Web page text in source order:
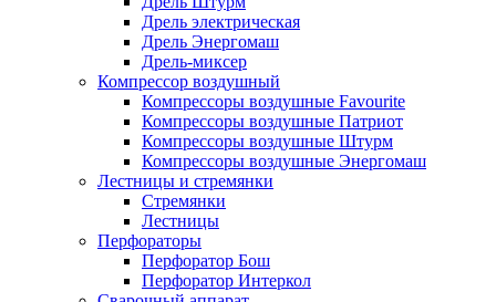
Дрель электрическая
Дрель Энергомаш
Дрель-миксер
Компрессор воздушный
Компрессоры воздушные Favourite
Компрессоры воздушные Патриот
Компрессоры воздушные Штурм
Компрессоры воздушные Энергомаш
Лестницы и стремянки
Стремянки
Лестницы
Перфораторы
Перфоратор Бош
Перфоратор Интеркол